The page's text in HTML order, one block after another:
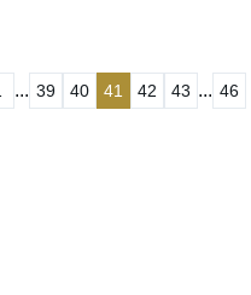
... 39 40 41 42 43 ... 46